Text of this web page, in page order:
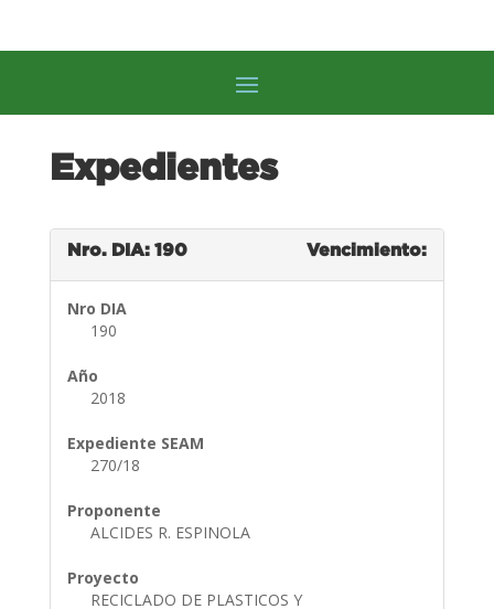
Expedientes
Nro. DIA: 190 Vencimiento:
Nro DIA
190
Año
2018
Expediente SEAM
270/18
Proponente
ALCIDES R. ESPINOLA
Proyecto
RECICLADO DE PLASTICOS Y